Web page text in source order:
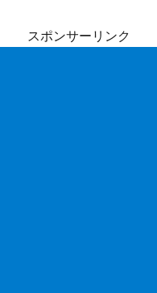
スポンサーリンク